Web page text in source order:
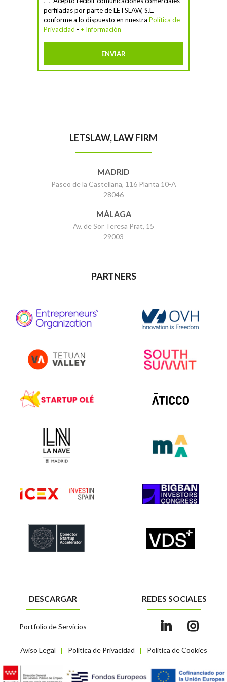
perfiladas por parte de LETSLAW, S.L.
conforme a lo dispuesto en nuestra Política de
Privacidad - + Información
LETSLAW, LAW FIRM
MADRID
Paseo de la Castellana, 116 Planta 10-A
28046
MÁLAGA
Av. de Sor Teresa Prat, 15
29003
PARTNERS
Aviso Legal | Política de Privacidad | Política de Cookies
DESCARGAR
Portfolio de Servicios
REDES SOCIALES